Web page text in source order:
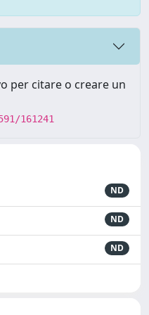
per citare o creare un
161241
ND
ND
ND